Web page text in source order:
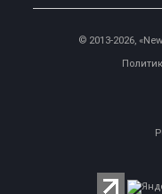
© 2013-2026,